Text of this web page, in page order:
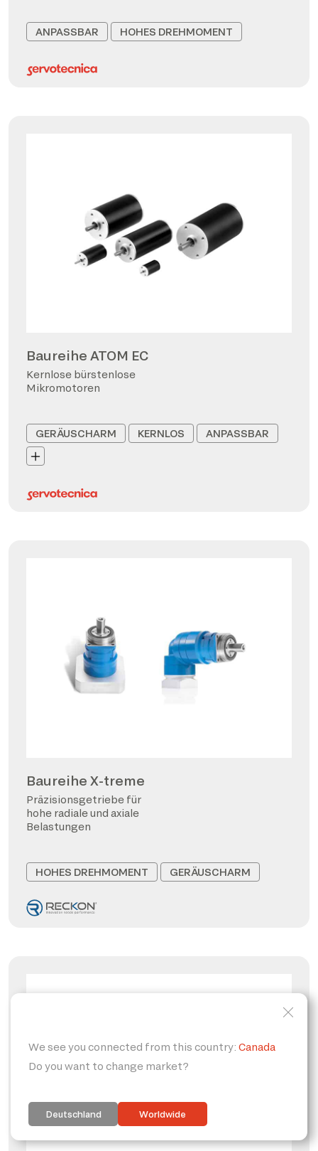
ANPASSBAR HOHES DREHMOMENT
Baureihe ATOM EC
Kernlose bürstenlose
Mikromotoren
GERÄUSCHARM KERNLOS ANPASSBAR
Baureihe X-treme
Präzisionsgetriebe für
hohe radiale und axiale
Belastungen
HOHES DREHMOMENT GERÄUSCHARM